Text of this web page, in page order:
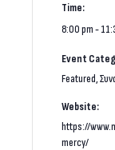
Time:
8:00 pm -
Event
Featured,
Website:
https://
mercy/